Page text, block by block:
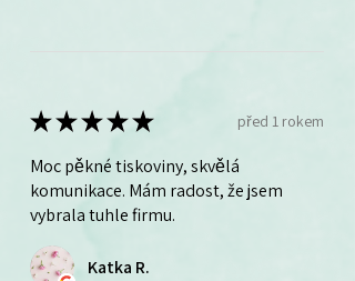
★★★★★ před 1 rokem
Moc pěkné tiskoviny, skvělá
komunikace. Mám radost, že jsem
vybrala tuhle firmu.
Katka R.